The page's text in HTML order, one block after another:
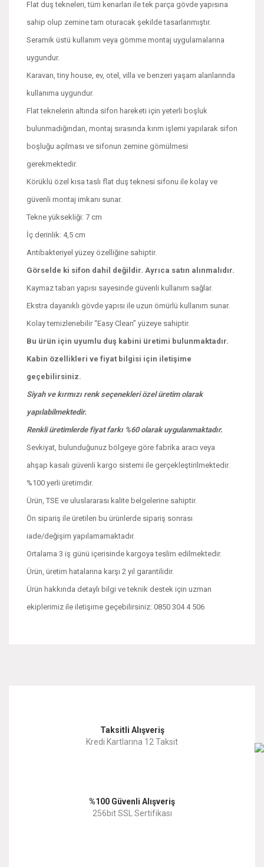
Flat duş tekneleri, tüm kenarları ile tek parça gövde yapısına
sahip olup zemine tam oturacak şekilde tasarlanmıştır.
Seramik üstü kullanım veya gömme montaj uygulamalarına
uygundur.
Karavan, tiny house, ev, otel, villa ve benzeri yaşam alanlarında
kullanıma uygundur.
Flat teknelerin altında sifon hareketi için yeterli boşluk
bulunmadığından, montaj sırasında kırım işlemi yapılarak sifon
boşluğu açılması ve sifonun zemine gömülmesi
gerekmektedir.
Körüklü özel kısa taslı flat duş teknesi sifonu ile kolay ve
güvenli montaj imkanı sunar.
Tekne yüksekliği: 7 cm
İç derinlik: 4,5 cm
Antibakteriyel yüzey özelliğine sahiptir.
Görselde ki sifon dahil değildir. Ayrıca satın alınmalıdır.
Kaymaz taban yapısı sayesinde güvenli kullanım sağlar.
Ekstra dayanıklı gövde yapısı ile uzun ömürlü kullanım sunar.
Kolay temizlenebilir “Easy Clean” yüzeye sahiptir.
Bu ürün için uyumlu duş kabini üretimi bulunmaktadır.
Kabin özellikleri ve fiyat bilgisi için iletişime
geçebilirsiniz.
Siyah ve kırmızı renk seçenekleri özel üretim olarak
yapılabilmektedir.
Renkli üretimlerde fiyat farkı %60 olarak uygulanmaktadır.
Sevkiyat, bulunduğunuz bölgeye göre fabrika aracı veya
ahşap kasalı güvenli kargo sistemi ile gerçekleştirilmektedir.
%100 yerli üretimdir.
Ürün, TSE ve uluslararası kalite belgelerine sahiptir.
Ön sipariş ile üretilen bu ürünlerde sipariş sonrası
iade/değişim yapılamamaktadır.
Ortalama 3 iş günü içerisinde kargoya teslim edilmektedir.
Ürün, üretim hatalarına karşı 2 yıl garantilidir.
Ürün hakkında detaylı bilgi ve teknik destek için uzman
ekiplerimiz ile iletişime geçebilirsiniz: 0850 304 4 506
Ürün resmi kalitesiz, bozuk veya görüntülenemiyor.
Ürün fiyatı diğer sitelerden daha pahalı.
Taksitli Alışveriş
Kredi Kartlarına 12 Taksit
%100 Güvenli Alışveriş
256bit SSL Sertifikası